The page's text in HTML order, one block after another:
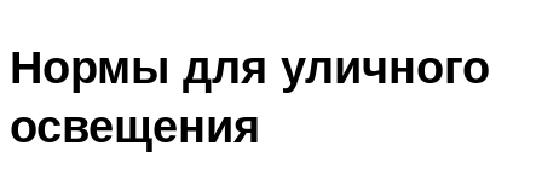
Нормы для уличного
освещения